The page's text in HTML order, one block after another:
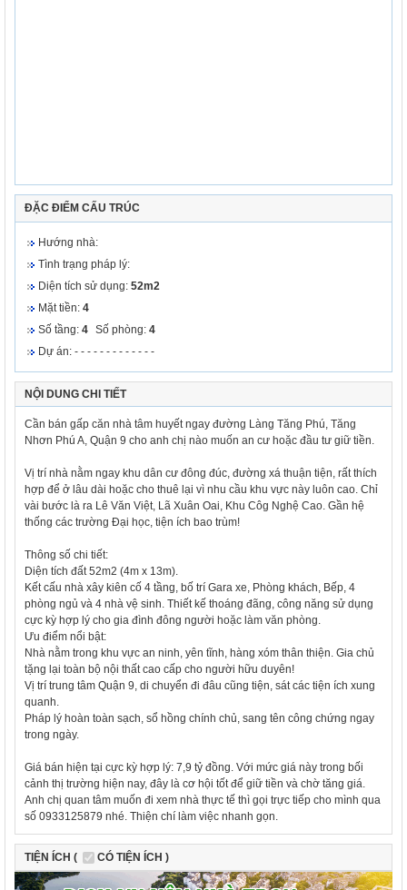
ĐẶC ĐIỂM CẤU TRÚC
Hướng nhà:
Tình trạng pháp lý:
Diện tích sử dụng: 52m2
Mặt tiền: 4
Số tầng: 4 Số phòng: 4
Dự án: - - - - - - - - - - - - -
NỘI DUNG CHI TIẾT
Cần bán gấp căn nhà tâm huyết ngay đường Làng Tăng Phú, Tăng
Nhơn Phú A, Quận 9 cho anh chị nào muốn an cư hoặc đầu tư giữ tiền.
Vị trí nhà nằm ngay khu dân cư đông đúc, đường xá thuận tiện, rất thích
hợp để ở lâu dài hoặc cho thuê lại vì nhu cầu khu vực này luôn cao. Chỉ
vài bước là ra Lê Văn Việt, Lã Xuân Oai, Khu Côg Nghệ Cao. Gần hệ
thống các trường Đại học, tiện ích bao trùm!
Thông số chi tiết:
Diện tích đất 52m2 (4m x 13m).
Kết cấu nhà xây kiên cố 4 tầng, bố trí Gara xe, Phòng khách, Bếp, 4
phòng ngủ và 4 nhà vệ sinh. Thiết kế thoáng đãng, công năng sử dụng
cực kỳ hợp lý cho gia đình đông người hoặc làm văn phòng.
Ưu điểm nổi bật:
Nhà nằm trong khu vực an ninh, yên tĩnh, hàng xóm thân thiện. Gia chủ
tặng lại toàn bộ nội thất cao cấp cho người hữu duyên!
Vị trí trung tâm Quận 9, di chuyển đi đâu cũng tiện, sát các tiện ích xung
quanh.
Pháp lý hoàn toàn sạch, sổ hồng chính chủ, sang tên công chứng ngay
trong ngày.
Giá bán hiện tại cực kỳ hợp lý: 7,9 tỷ đồng. Với mức giá này trong bối
cảnh thị trường hiện nay, đây là cơ hội tốt để giữ tiền và chờ tăng giá.
Anh chị quan tâm muốn đi xem nhà thực tế thì gọi trực tiếp cho mình qua
số 0933125879 nhé. Thiện chí làm việc nhanh gọn.
TIỆN ÍCH ( CÓ TIỆN ÍCH )